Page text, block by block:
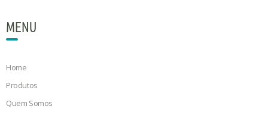
MENU
Home
Produtos
Quem Somos